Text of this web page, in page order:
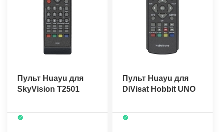
Пульт Huayu для
SkyVision T2501
Пульт Huayu для
DiVisat Hobbit UNO